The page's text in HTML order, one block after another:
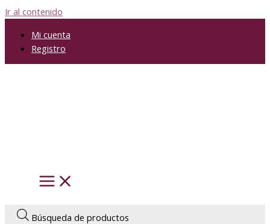
Ir al contenido
Mi cuenta
Registro
Búsqueda de productos